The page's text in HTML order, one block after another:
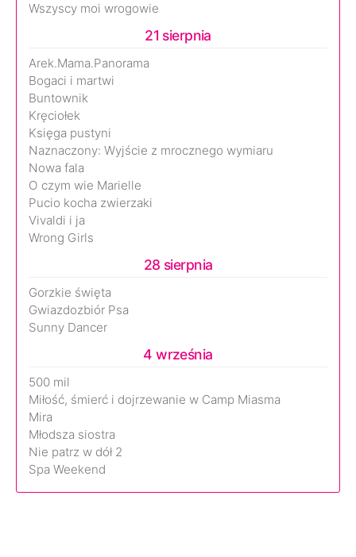
Wszyscy moi wrogowie
21 sierpnia
Arek.Mama.Panorama
Bogaci i martwi
Buntownik
Kręciołek
Księga pustyni
Naznaczony: Wyjście z mrocznego wymiaru
Nowa fala
O czym wie Marielle
Pucio kocha zwierzaki
Vivaldi i ja
Wrong Girls
28 sierpnia
Gorzkie święta
Gwiazdozbiór Psa
Sunny Dancer
4 września
500 mil
Miłość, śmierć i dojrzewanie w Camp Miasma
Mira
Młodsza siostra
Nie patrz w dół 2
Spa Weekend